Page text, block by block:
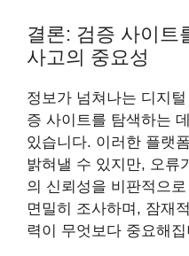
결론: 검증 사이트
사고의 중요성
정보가 넘쳐나는 디지
증 사이트를 탐색하는
있습니다. 이러한 플랫
밝혀낼 수 있지만, 오류
의 신뢰성을 비판적으
면밀히 조사하며, 잠재
력이 무엇보다 중요해